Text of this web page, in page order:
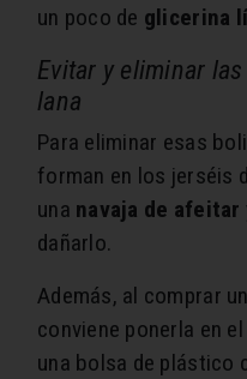
un poco de glicerina
Evitar y eliminar
lana
Para eliminar esas
forman en los jerséis
una navaja de afeitar
dañarlo.
Además, al comprar
conviene ponerla en
una bolsa de plástico